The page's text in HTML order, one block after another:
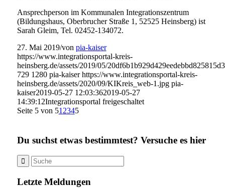
Ansprechperson im Kommunalen Integrationszentrum
(Bildungshaus, Oberbrucher Straße 1, 52525 Heinsberg) ist
Sarah Gleim, Tel. 02452-134072.
27. Mai 2019/von pia-kaiser
https://www.integrationsportal-kreis-
heinsberg.de/assets/2019/05/
729 1280 pia-kaiser https://www.integrationsportal-kreis-
heinsberg.de/assets/2020/09/KIKreis_web-1.jpg pia-
kaiser2019-05-27 12:03:362019-05-27
14:39:12Integrationsportal freigeschaltet
Seite 5 von 51 2345
Du suchst etwas bestimmtest? Versuche es hier
Letzte Meldungen